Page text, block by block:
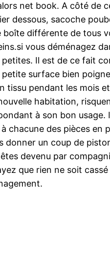
net book. A côté de
dessous, sacoche
différente de tous
vous déménagez
Il est de ce fait
surface bien
pendant les mois
habitation,
à son bon
des pièces
un coup de
devenu par
que rien ne soit